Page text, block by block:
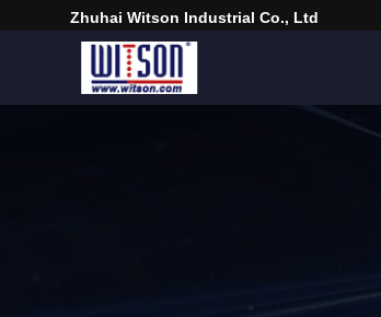
Zhuhai Witson Industrial Co., Ltd